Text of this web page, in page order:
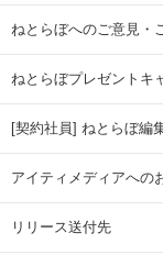
ねとらぼへのご意見・
ねとらぼプレゼントキ
[契約社員] ねとらぼ編
アイティメディアへの
リリース送付先